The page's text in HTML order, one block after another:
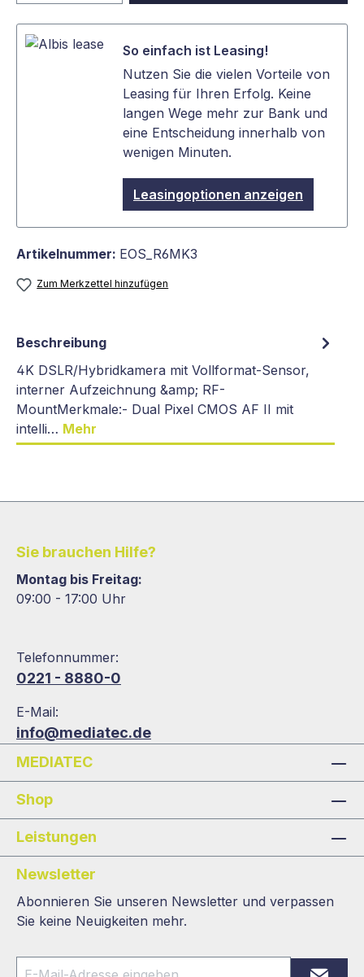
So einfach ist Leasing!
Nutzen Sie die vielen Vorteile von
Leasing für Ihren Erfolg. Keine
langen Wege mehr zur Bank und
eine Entscheidung innerhalb von
wenigen Minuten.
Leasingoptionen anzeigen
Artikelnummer: EOS_R6MK3
Zum Merkzettel hinzufügen
Beschreibung
4K DSLR/Hybridkamera mit Vollformat-Sensor,
interner Aufzeichnung &amp; RF-
MountMerkmale:- Dual Pixel CMOS AF II mit
intelli… Mehr
Sie brauchen Hilfe?
Montag bis Freitag:
09:00 - 17:00 Uhr
Telefonnummer:
0221 - 8880-0
E-Mail:
info@mediatec.de
MEDIATEC
Shop
Leistungen
Newsletter
Abonnieren Sie unseren Newsletter und verpassen
Sie keine Neuigkeiten mehr.